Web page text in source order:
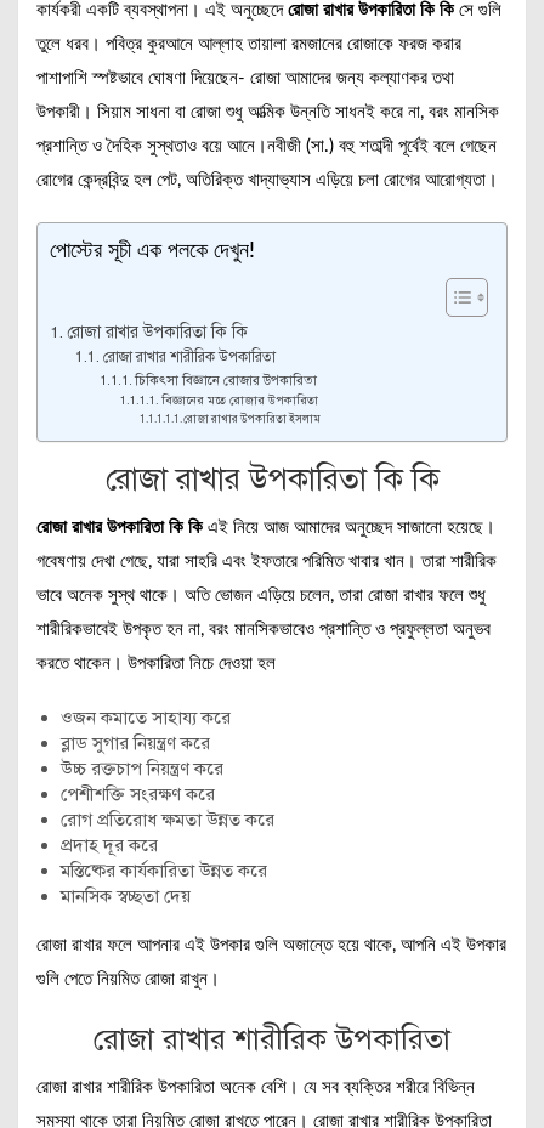
কার্যকরী একটি ব্যবস্থাপনা। এই অনুচ্ছেদে রোজা রাখার উপকারিতা কি কিসে গুলি
তুলে ধরব। পবিত্র কুরআনে আল্লাহ তায়ালা রমজানের রোজাকে ফরজ করার
পাশাপাশি স্পষ্টভাবে ঘোষণা দিয়েছেন- রোজা আমাদের জন্য কল্যাণকর তথা
উপকারী। সিয়াম সাধনা বা রোজা শুধু আত্মিক উন্নতি সাধনই করে না, বরং মানসিক
প্রশান্তি ও দৈহিক সুস্থতাও বয়ে আনে।নবীজী (সা.) বহু শতাব্দী পূর্বেই বলে গেছেন
রোগের কেন্দ্রবিন্দু হল পেট, অতিরিক্ত খাদ্যাভ্যাস এড়িয়ে চলা রোগের আরোগ্যতা।
পোস্টের সূচী এক পলকে দেখুন!
রোজা রাখার উপকারিতা কি কি
রোজা রাখার শারীরিক উপকারিতা
চিকিৎসা বিজ্ঞানে রোজার উপকারিতা
বিজ্ঞানের মতে রোজার উপকারিতা
রোজা রাখার উপকারিতা ইসলাম
রোজা রাখার উপকারিতা কি কি
রোজা রাখার উপকারিতা কি কিএই নিয়ে আজ আমাদের অনুচ্ছেদ সাজানো হয়েছে।
গবেষণায় দেখা গেছে, যারা সাহরি এবং ইফতারে পরিমিত খাবার খান। তারা শারীরিক
ভাবে অনেক সুস্থ থাকে। অতি ভোজন এড়িয়ে চলেন, তারা রোজা রাখার ফলে শুধু
শারীরিকভাবেই উপকৃত হন না, বরং মানসিকভাবেও প্রশান্তি ও প্রফুল্লতা অনুভব
করতে থাকেন। উপকারিতা নিচে দেওয়া হল
ওজন কমাতে সাহায্য করে
ব্লাড সুগার নিয়ন্ত্রণ করে
উচ্চ রক্তচাপ নিয়ন্ত্রণ করে
পেশীশক্তি সংরক্ষণ করে
রোগ প্রতিরোধ ক্ষমতা উন্নত করে
প্রদাহ দূর করে
মস্তিষ্কের কার্যকারিতা উন্নত করে
মানসিক স্বচ্ছতা দেয়
রোজা রাখার ফলে আপনার এই উপকার গুলি অজান্তে হয়ে থাকে, আপনি এই উপকার
গুলি পেতে নিয়মিত রোজা রাখুন।
রোজা রাখার শারীরিক উপকারিতা
রোজা রাখার শারীরিক উপকারিতা অনেক বেশি। যে সব ব্যক্তির শরীরে বিভিন্ন
সমস্যা থাকে তারা নিয়মিত রোজা রাখতে পারেন। রোজা রাখার শারীরিক উপকারিতা